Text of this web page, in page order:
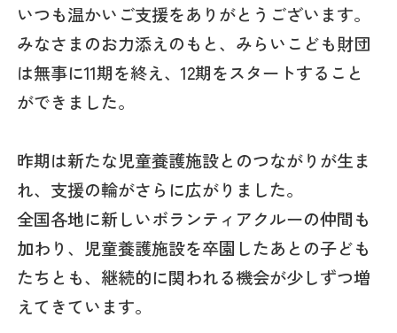
いつも温かいご支援をありがとうございます。
みなさまのお力添えのもと、みらいこども財団
は無事に11期を終え、12期をスタートすること
ができました。
昨期は新たな児童養護施設とのつながりが生ま
れ、支援の輪がさらに広がりました。
全国各地に新しいボランティアクルーの仲間も
加わり、児童養護施設を卒園したあとの子ども
たちとも、継続的に関われる機会が少しずつ増
えてきています。